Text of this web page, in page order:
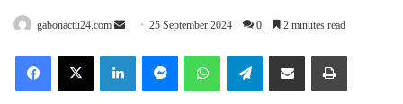
gabonactu24.com
Send 25 September 2024 0 2 minutes read
FacebookX LinkedInMessengerWhatsAppTelegramShare via Email Print